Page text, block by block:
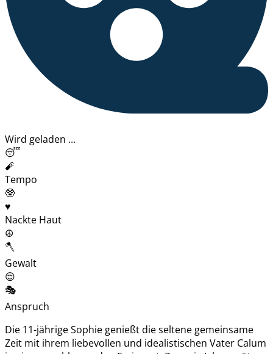
Wird geladen ...
😴
🧨
Tempo
🥸
♥️
Nackte Haut
☮️
🪓
Gewalt
😌
🎭
Anspruch
Die 11-jährige Sophie genießt die seltene gemeinsame
Zeit mit ihrem liebevollen und idealistischen Vater Calum